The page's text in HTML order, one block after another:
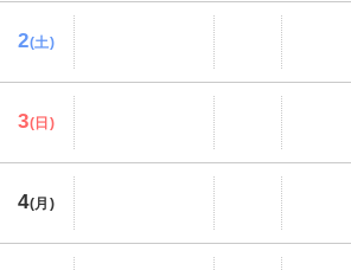
2(土)
3(日)
4(月)